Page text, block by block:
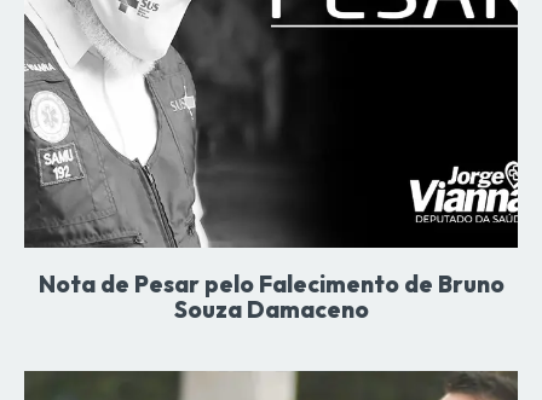
Nota de Pesar pelo Falecimento de Bruno
Souza Damaceno